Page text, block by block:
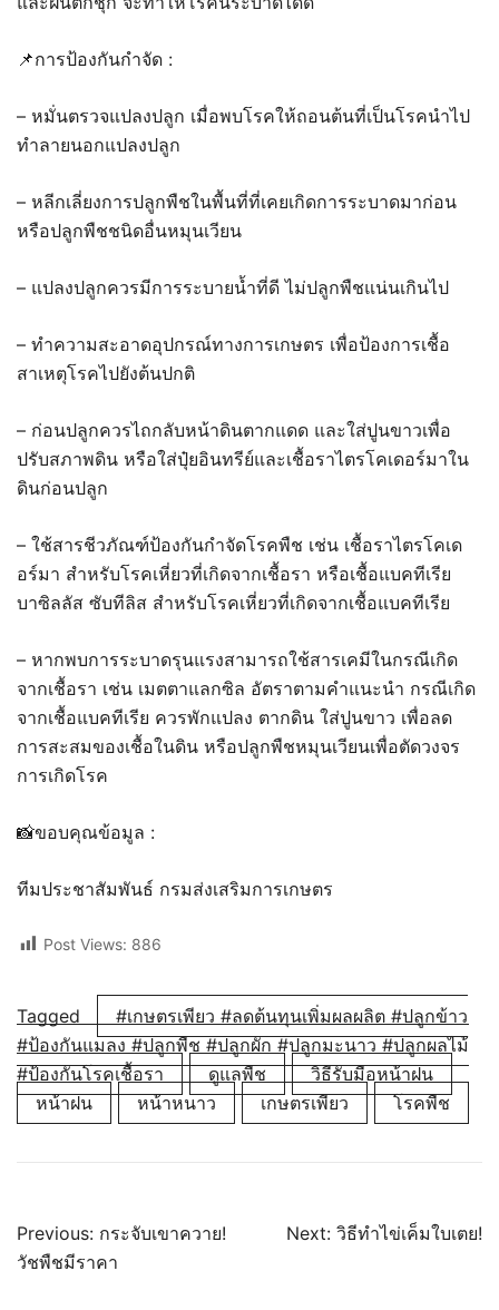
📌การป้องกันกำจัด :
– หมั่นตรวจแปลงปลูก เมื่อพบโรคให้ถอนต้นที่เป็นโรคนำไป
ทำลายนอกแปลงปลูก
– หลีกเลี่ยงการปลูกพืชในพื้นที่ที่เคยเกิดการระบาดมาก่อน
หรือปลูกพืชชนิดอื่นหมุนเวียน
– แปลงปลูกควรมีการระบายน้ำที่ดี ไม่ปลูกพืชแน่นเกินไป
– ทำความสะอาดอุปกรณ์ทางการเกษตร เพื่อป้องการเชื้อ
สาเหตุโรคไปยังต้นปกติ
– ก่อนปลูกควรไถกลับหน้าดินตากแดด และใส่ปูนขาวเพื่อ
ปรับสภาพดิน หรือใส่ปุ๋ยอินทรีย์และเชื้อราไตรโคเดอร์มาใน
ดินก่อนปลูก
– ใช้สารชีวภัณฑ์ป้องกันกำจัดโรคพืช เช่น เชื้อราไตรโคเด
อร์มา สำหรับโรคเหี่ยวที่เกิดจากเชื้อรา หรือเชื้อแบคทีเรีย
บาซิลลัส ซับทีลิส สำหรับโรคเหี่ยวที่เกิดจากเชื้อแบคทีเรีย
– หากพบการระบาดรุนแรงสามารถใช้สารเคมีในกรณีเกิด
จากเชื้อรา เช่น เมตตาแลกซิล อัตราตามคำแนะนำ กรณีเกิด
จากเชื้อแบคทีเรีย ควรพักแปลง ตากดิน ใส่ปูนขาว เพื่อลด
การสะสมของเชื้อในดิน หรือปลูกพืชหมุนเวียนเพื่อตัดวงจร
การเกิดโรค
📸ขอบคุณข้อมูล :
ทีมประชาสัมพันธ์ กรมส่งเสริมการเกษตร
Post Views: 886
Tagged
#เกษตรเพียว #ลดต้นทุนเพิ่มผลผลิต #ปลูกข้าว
#ป้องกันแมลง #ปลูกพืช #ปลูกผัก #ปลูกมะนาว #ปลูกผลไม้
#ป้องกันโรคเชื้อรา
ดูแลพืช
วิธีรับมือหน้าฝน
หน้าฝน
หน้าหนาว เกษตรเพียว โรคพืช
แนะแนว
Previous: กระจับเขาควาย!
วัชพืชมีราคา
Next: วิธีทำไข่เค็มใบเตย!